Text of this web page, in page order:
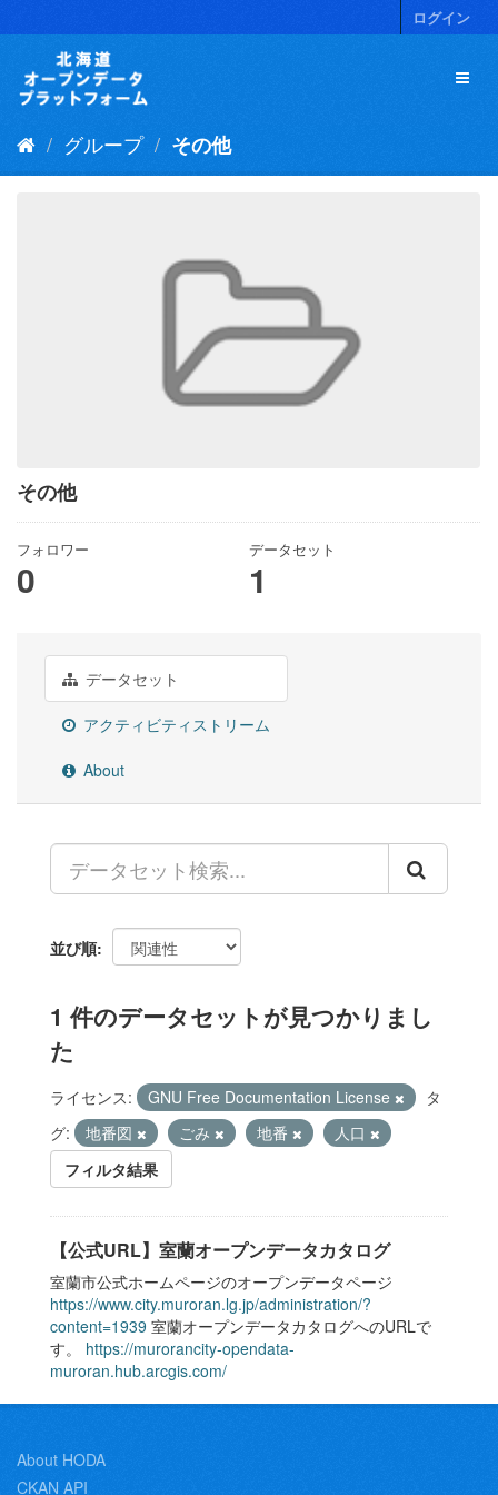
キ
ログイン
グループ その他
その他
フォロワー
0
データセット
1
データセット
アクティビティストリーム
About
並び順
1 件のデータセットが見つかりまし
た
ライセンス: GNU Free Documentation License
タ
グ:
地番図 ごみ 地番
人口
フィルタ結果
【公式URL】室蘭オープンデータカタログ
室蘭市公式ホームページのオープンデータページ
https://www.city.muroran.lg.jp/administration/?
content=1939 室蘭オープンデータカタログへのURLで
す。 https://murorancity-opendata-
muroran.hub.arcgis.com/
About HODA
CKAN API